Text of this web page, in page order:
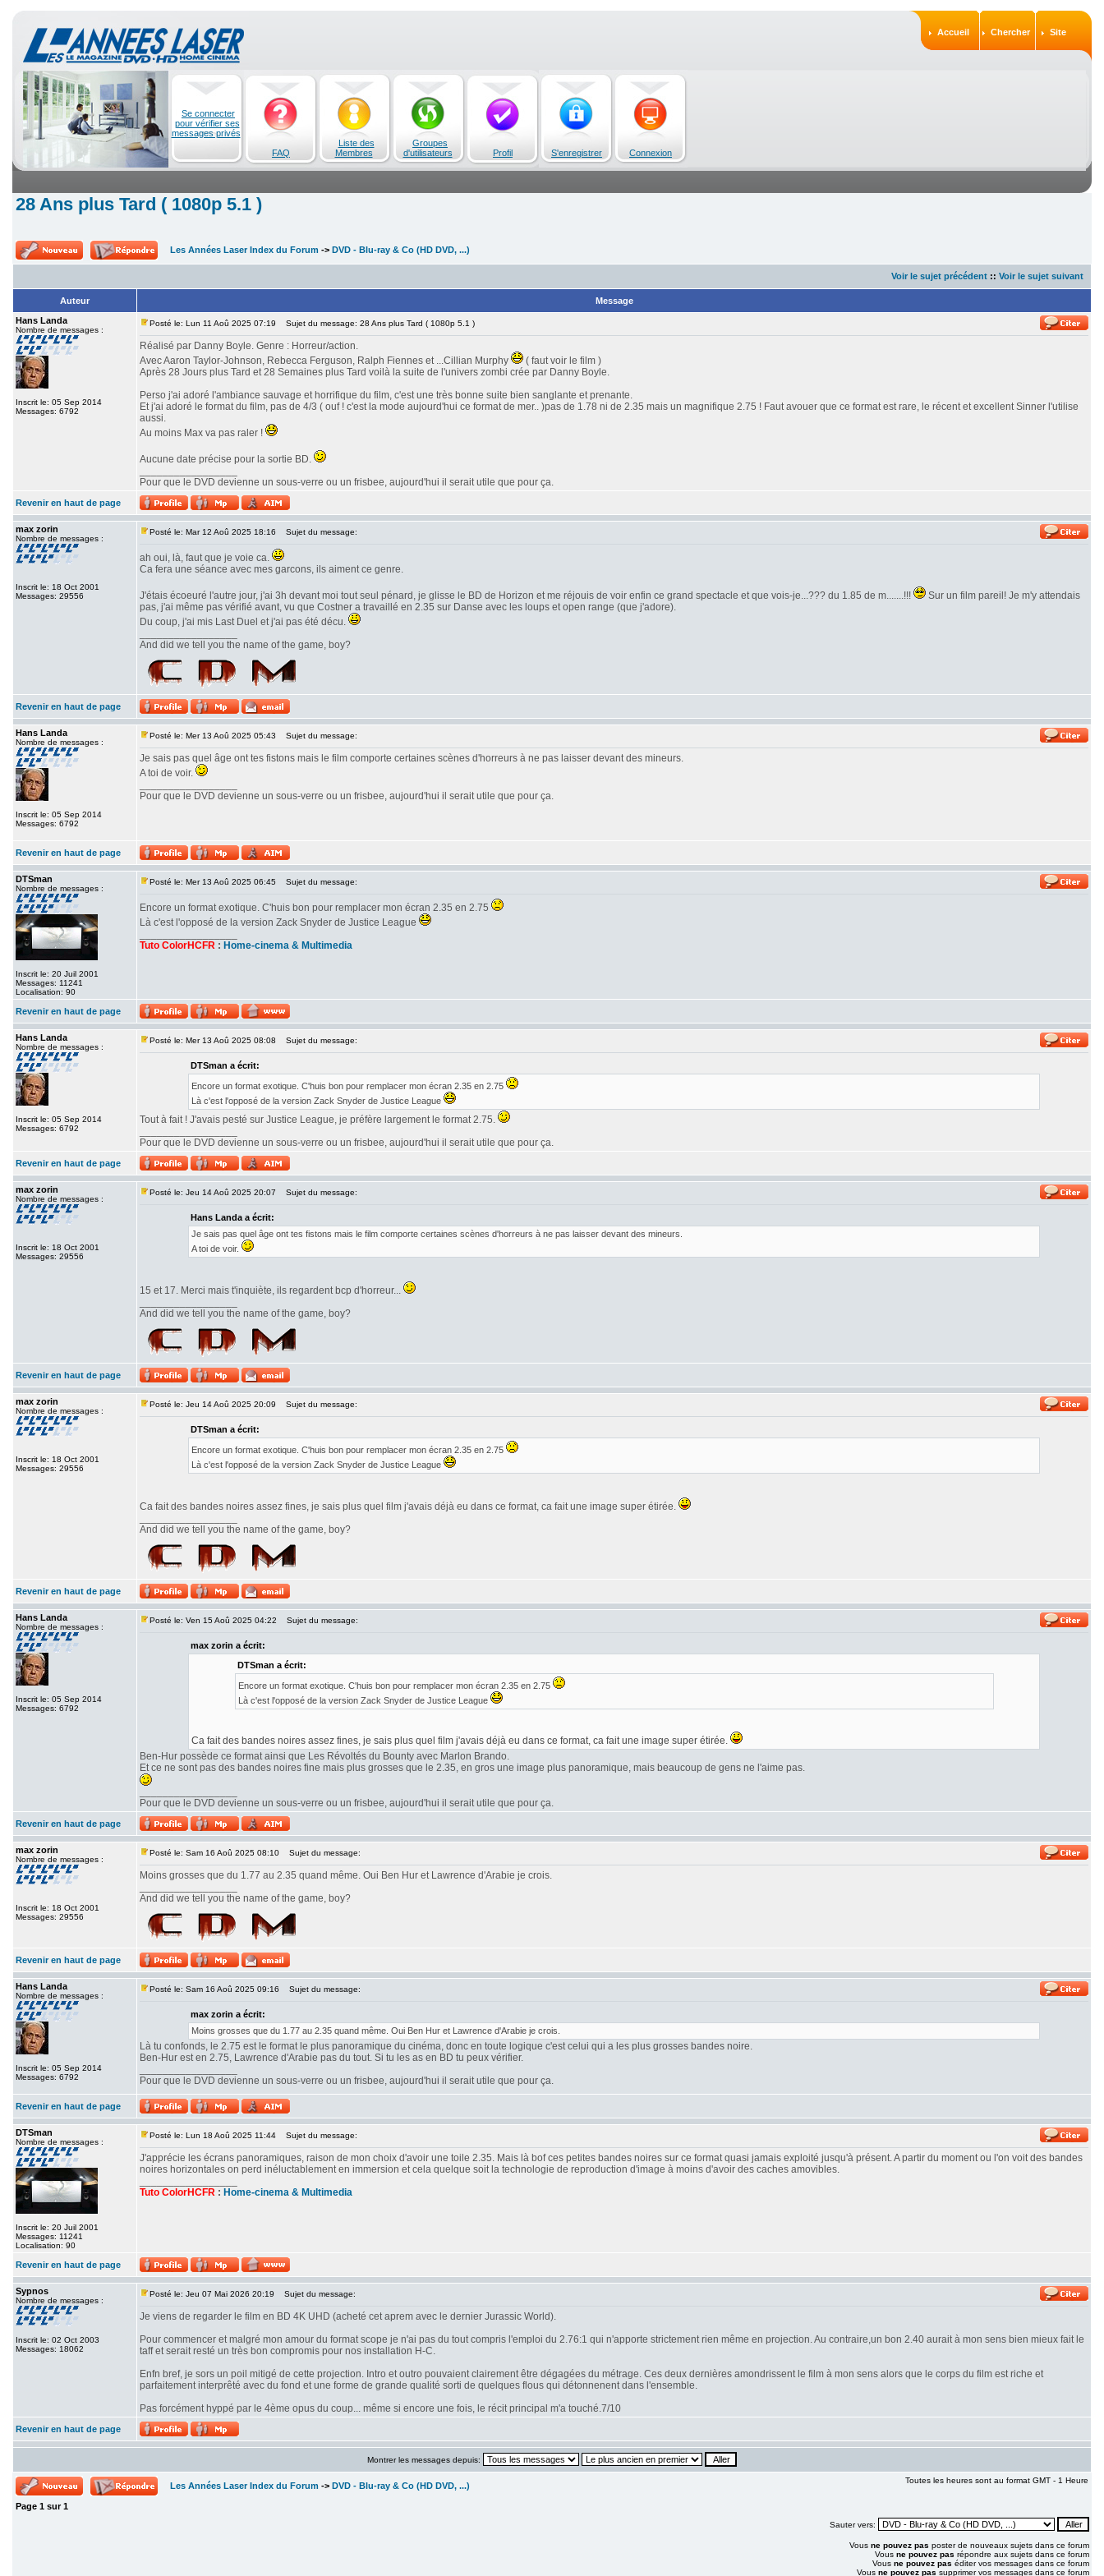
Accueil Chercher Site
Se connecter
pour vérifier ses
messages privés
FAQ
Liste des
Membres
Groupes
d'utilisateurs
Profil S'enregistrer Connexion
28 Ans plus Tard ( 1080p 5.1 )
Les Années Laser Index du Forum -> DVD - Blu-ray & Co (HD DVD, ...)
Voir le sujet précédent :: Voir le sujet suivant
Auteur
Message
Hans Landa
Nombre de messages :
Inscrit le: 05 Sep 2014
Messages: 6792
Posté le: Lun 11 Aoû 2025 07:19 Sujet du message: 28 Ans plus Tard ( 1080p 5.1 )
Réalisé par Danny Boyle. Genre : Horreur/action.
Avec Aaron Taylor-Johnson, Rebecca Ferguson, Ralph Fiennes et ...Cillian Murphy
( faut voir le film )
Après 28 Jours plus Tard et 28 Semaines plus Tard voilà la suite de l'univers zombi crée par Danny Boyle.
Perso j'ai adoré l'ambiance sauvage et horrifique du film, c'est une très bonne suite bien sanglante et prenante.
Et j'ai adoré le format du film, pas de 4/3 ( ouf ! c'est la mode aujourd'hui ce format de mer.. )pas de 1.78 ni de 2.35 mais un magnifique 2.75 ! Faut avouer que ce format est rare, le récent et excellent Sinner l'utilise
aussi.
Au moins Max va pas raler !
Aucune date précise pour la sortie BD.
Pour que le DVD devienne un sous-verre ou un frisbee, aujourd'hui il serait utile que pour ça.
Revenir en haut de page
max zorin
Nombre de messages :
Inscrit le: 18 Oct 2001
Messages: 29556
Posté le: Mar 12 Aoû 2025 18:16 Sujet du message:
ah oui, là, faut que je voie ca.
Ca fera une séance avec mes garcons, ils aiment ce genre.
J'étais écoeuré l'autre jour, j'ai 3h devant moi tout seul pénard, je glisse le BD de Horizon et me réjouis de voir enfin ce grand spectacle et que vois-je...??? du 1.85 de m.......!!!
Sur un film pareil! Je m'y attendais
pas, j'ai même pas vérifié avant, vu que Costner a travaillé en 2.35 sur Danse avec les loups et open range (que j'adore).
Du coup, j'ai mis Last Duel et j'ai pas été décu.
And did we tell you the name of the game, boy?
Revenir en haut de page
Hans Landa
Nombre de messages :
Inscrit le: 05 Sep 2014
Messages: 6792
Posté le: Mer 13 Aoû 2025 05:43 Sujet du message:
Je sais pas quel âge ont tes fistons mais le film comporte certaines scènes d'horreurs à ne pas laisser devant des mineurs.
A toi de voir.
Pour que le DVD devienne un sous-verre ou un frisbee, aujourd'hui il serait utile que pour ça.
Revenir en haut de page
DTSman
Nombre de messages :
Inscrit le: 20 Juil 2001
Messages: 11241
Localisation: 90
Posté le: Mer 13 Aoû 2025 06:45 Sujet du message:
Encore un format exotique. C'huis bon pour remplacer mon écran 2.35 en 2.75
Là c'est l'opposé de la version Zack Snyder de Justice League
Tuto ColorHCFR : Home-cinema & Multimedia
Revenir en haut de page
Hans Landa
Nombre de messages :
Inscrit le: 05 Sep 2014
Messages: 6792
Posté le: Mer 13 Aoû 2025 08:08 Sujet du message:
DTSman a écrit:
Encore un format exotique. C'huis bon pour remplacer mon écran 2.35 en 2.75
Là c'est l'opposé de la version Zack Snyder de Justice League
Tout à fait ! J'avais pesté sur Justice League, je préfère largement le format 2.75.
Pour que le DVD devienne un sous-verre ou un frisbee, aujourd'hui il serait utile que pour ça.
Revenir en haut de page
max zorin
Nombre de messages :
Inscrit le: 18 Oct 2001
Messages: 29556
Posté le: Jeu 14 Aoû 2025 20:07 Sujet du message:
Hans Landa a écrit:
Je sais pas quel âge ont tes fistons mais le film comporte certaines scènes d'horreurs à ne pas laisser devant des mineurs.
A toi de voir.
15 et 17. Merci mais t'inquiète, ils regardent bcp d'horreur...
And did we tell you the name of the game, boy?
Revenir en haut de page
max zorin
Nombre de messages :
Inscrit le: 18 Oct 2001
Messages: 29556
Posté le: Jeu 14 Aoû 2025 20:09 Sujet du message:
DTSman a écrit:
Encore un format exotique. C'huis bon pour remplacer mon écran 2.35 en 2.75
Là c'est l'opposé de la version Zack Snyder de Justice League
Ca fait des bandes noires assez fines, je sais plus quel film j'avais déjà eu dans ce format, ca fait une image super étirée.
And did we tell you the name of the game, boy?
Revenir en haut de page
Hans Landa
Nombre de messages :
Inscrit le: 05 Sep 2014
Messages: 6792
Posté le: Ven 15 Aoû 2025 04:22 Sujet du message:
max zorin a écrit:
DTSman a écrit:
Encore un format exotique. C'huis bon pour remplacer mon écran 2.35 en 2.75
Là c'est l'opposé de la version Zack Snyder de Justice League
Ca fait des bandes noires assez fines, je sais plus quel film j'avais déjà eu dans ce format, ca fait une image super étirée.
Ben-Hur possède ce format ainsi que Les Révoltés du Bounty avec Marlon Brando.
Et ce ne sont pas des bandes noires fine mais plus grosses que le 2.35, en gros une image plus panoramique, mais beaucoup de gens ne l'aime pas.
Pour que le DVD devienne un sous-verre ou un frisbee, aujourd'hui il serait utile que pour ça.
Revenir en haut de page
max zorin
Nombre de messages :
Inscrit le: 18 Oct 2001
Messages: 29556
Posté le: Sam 16 Aoû 2025 08:10 Sujet du message:
Moins grosses que du 1.77 au 2.35 quand même. Oui Ben Hur et Lawrence d'Arabie je crois.
And did we tell you the name of the game, boy?
Revenir en haut de page
Hans Landa
Nombre de messages :
Inscrit le: 05 Sep 2014
Messages: 6792
Posté le: Sam 16 Aoû 2025 09:16 Sujet du message:
max zorin a écrit:
Moins grosses que du 1.77 au 2.35 quand même. Oui Ben Hur et Lawrence d'Arabie je crois.
Là tu confonds, le 2.75 est le format le plus panoramique du cinéma, donc en toute logique c'est celui qui a les plus grosses bandes noire.
Ben-Hur est en 2.75, Lawrence d'Arabie pas du tout. Si tu les as en BD tu peux vérifier.
Pour que le DVD devienne un sous-verre ou un frisbee, aujourd'hui il serait utile que pour ça.
Revenir en haut de page
DTSman
Nombre de messages :
Inscrit le: 20 Juil 2001
Messages: 11241
Localisation: 90
Posté le: Lun 18 Aoû 2025 11:44 Sujet du message:
J'apprécie les écrans panoramiques, raison de mon choix d'avoir une toile 2.35. Mais là bof ces petites bandes noires sur ce format quasi jamais exploité jusqu'à présent. A partir du moment ou l'on voit des bandes
noires horizontales on perd inéluctablement en immersion et cela quelque soit la technologie de reproduction d'image à moins d'avoir des caches amovibles.
Tuto ColorHCFR : Home-cinema & Multimedia
Revenir en haut de page
Sypnos
Nombre de messages :
Inscrit le: 02 Oct 2003
Messages: 18062
Posté le: Jeu 07 Mai 2026 20:19 Sujet du message:
Je viens de regarder le film en BD 4K UHD (acheté cet aprem avec le dernier Jurassic World).
Pour commencer et malgré mon amour du format scope je n'ai pas du tout compris l'emploi du 2.76:1 qui n'apporte strictement rien même en projection. Au contraire,un bon 2.40 aurait à mon sens bien mieux fait le
taff et serait resté un très bon compromis pour nos installation H-C.
Enfn bref, je sors un poil mitigé de cette projection. Intro et outro pouvaient clairement être dégagées du métrage. Ces deux dernières amondrissent le film à mon sens alors que le corps du film est riche et
parfaitement interprêté avec du fond et une forme de grande qualité sorti de quelques flous qui détonnenent dans l'ensemble.
Pas forcément hyppé par le 4ème opus du coup... même si encore une fois, le récit principal m'a touché.7/10
Revenir en haut de page
Montrer les messages depuis:
Les Années Laser Index du Forum -> DVD - Blu-ray & Co (HD DVD, ...)
Toutes les heures sont au format GMT - 1 Heure
Page 1 sur1
Sauter vers:
Vous ne pouvez pas poster de nouveaux sujets dans ce forum
Vous ne pouvez pas répondre aux sujets dans ce forum
Vous ne pouvez pas éditer vos messages dans ce forum
Vous ne pouvez pas supprimer vos messages dans ce forum